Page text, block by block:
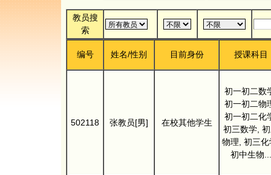
教员搜
索
编号 姓名/性别 目前身份 授课科目
502118 张教员[男] 在校其他学生
初一初二数
初一初二物
初一初二化
初三数学,
物理, 初三化
初中生物...